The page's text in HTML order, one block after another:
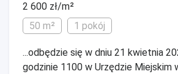
2 600 zł/m²
50 m²
1 pokój
...odbędzie się w dniu 21 kwietnia
godzinie 1100 w Urzędzie Miejskim